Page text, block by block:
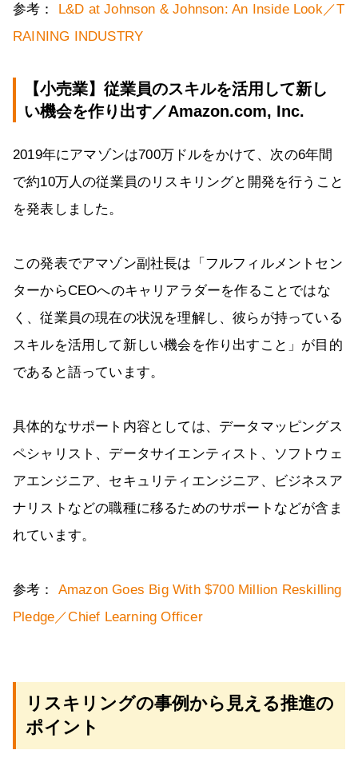
参考：
L&D at Johnson & Johnson: An Inside Look／T
RAINING INDUSTRY
【小売業】従業員のスキルを活用して新し
い機会を作り出す／Amazon.com, Inc.
2019年にアマゾンは700万ドルをかけて、次の6年間
で約10万人の従業員のリスキリングと開発を行うこと
を発表しました。
この発表でアマゾン副社長は「フルフィルメントセン
ターからCEOへのキャリアラダーを作ることではな
く、従業員の現在の状況を理解し、彼らが持っている
スキルを活用して新しい機会を作り出すこと」が目的
であると語っています。
具体的なサポート内容としては、データマッピングス
ペシャリスト、データサイエンティスト、ソフトウェ
アエンジニア、セキュリティエンジニア、ビジネスア
ナリストなどの職種に移るためのサポートなどが含ま
れています。
参考：
Amazon Goes Big With $700 Million Reskilling
Pledge／Chief Learning Officer
リスキリングの事例から見える推進の
ポイント